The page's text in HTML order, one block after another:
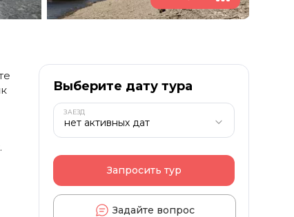
Выберите дату тура
ЗАЕЗД
Запросить тур
Задайте вопрос